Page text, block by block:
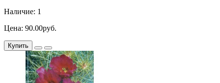
Наличие: 1
Цена: 90.00руб.
Купить